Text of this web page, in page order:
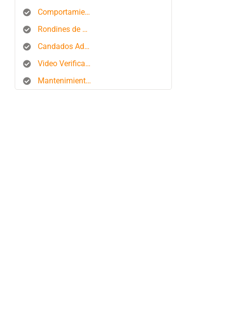
Comportamiento del conductor
Rondines de Seguridad
Candados Aduaneros
Video Verificación
Mantenimiento de Flotas